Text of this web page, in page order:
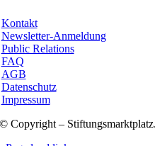
Kontakt
Newsletter-Anmeldung
Public Relations
FAQ
AGB
Datenschutz
Impressum
© Copyright –